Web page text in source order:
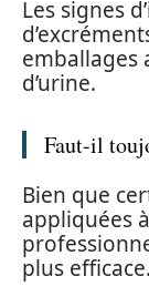
Les signes
emballages
d’urine.
Faut-il
Bien que
appliquées
plus efficace.